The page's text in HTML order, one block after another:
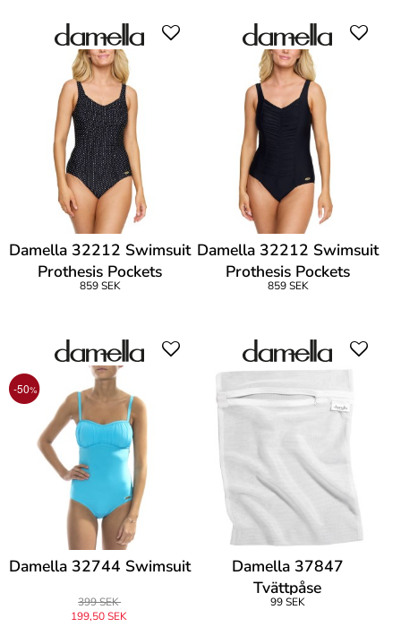
Damella 32212 Swimsuit
Prothesis Pockets
859 SEK
Damella 32212 Swimsuit
Prothesis Pockets
859 SEK
-50%
Damella 32744 Swimsuit
399 SEK
199,50 SEK
Damella 37847
Tvättpåse
99 SEK